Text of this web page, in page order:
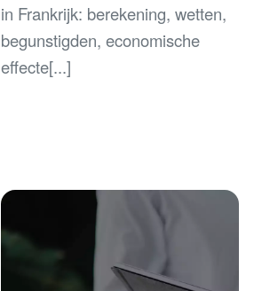
in Frankrijk: berekening, wetten,
begunstigden, economische
effecte[...]